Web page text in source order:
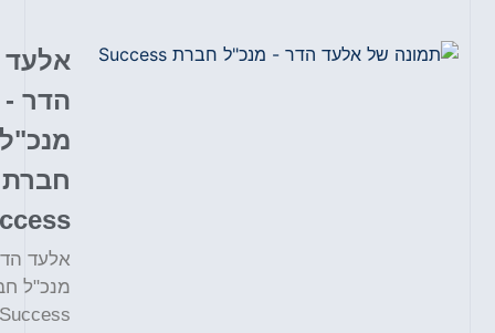
אלעד
הדר -
מנכ"ל
חברת
Success
אלעד הדר
מנכ"ל חברת
Success